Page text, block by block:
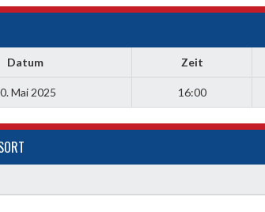
Datum Zeit
Mai 2025 16:00